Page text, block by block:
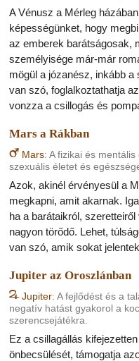
A Vénusz a Mérleg
képességünket, hogy
az emberek barátságosak,
személyisége már-már
mögül a józanész, inkább
van szó, foglalkoztathatja
vonzza a csillogás és
Mars a Rákban
E Mars: A fizikai és
szexuális életet és
Azok, akinél érvényesül a
megkapni, amit akarnak.
ha a barátaikról,
nagyon törődő. Lehet,
van szó, amik sokat
Jupiter az Oroszlánban
FJupiter: A fejlődést és a
negatív hatást gyakorol a
szerencsejátékra.
Ez a csillagállás
önbecsülését, támogatja